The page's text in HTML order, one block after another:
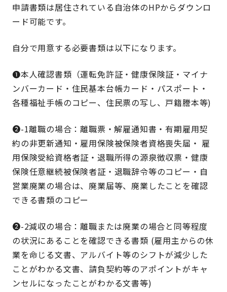
申請書類は居住されている自治体のHPからダウンロ
ード可能です。
自分で用意する必要書類は以下になります。
❶本人確認書類（運転免許証・健康保険証・マイナ
ンバーカード・住民基本台帳カード・パスポート・
各種福祉手帳のコピー、住民票の写し、戸籍謄本等)
❷-1離職の場合：離職票・解雇通知書・有期雇用契
約の非更新通知・雇用保険被保険者資格喪失届・ 雇
用保険受給資格者証・退職所得の源泉徴収票・健康
保険任意継続被保険者証・退職辞令等のコピー・自
営業廃業の場合は、廃業届等、廃業したことを確認
できる書類のコピー
❷-2減収の場合：離職または廃業の場合と同等程度
の状況にあることを確認できる書類 (雇用主からの休
業を命じる文書、アルバイト等のシフトが減少した
ことがわかる文書、請負契約等のアポイントがキャ
ンセルになったことがわかる文書等)